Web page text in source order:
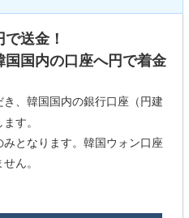
送金！
国内の口座へ円で着金
き、韓国国内の銀行口座（円建
す。
となります。韓国ウォン口座
ん。